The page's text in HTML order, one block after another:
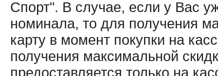
Спорт". В случае, если у Вас
номинала, то для получения
карту в момент покупки на
получения максимальной
предоставляется только на